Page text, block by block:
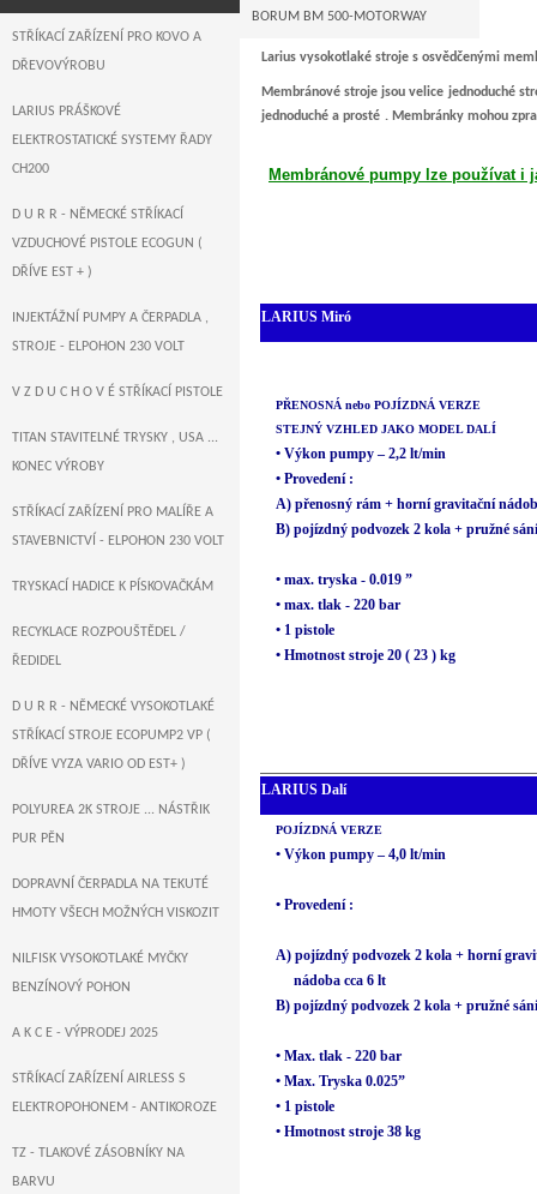
Como v městečku Calolziocorte
Larius vysokotlaké stroje s osvědčenými
Membránové stroje jsou velice jednoduché
jednoduché a prosté . Membránky mohou
Membránové pumpy lze používat
LARIUS Miró
PŘENOSNÁ nebo POJÍZDNÁ VERZE
STEJNÝ VZHLED JAKO MODEL DALÍ
• Výkon pumpy – 2,2 lt/min
• Provedení :
A) přenosný rám + horní gravitační
B) pojízdný podvozek 2 kola + pružné sání
• max. tryska - 0.019 ”
• max. tlak - 220 bar
• 1 pistole
• Hmotnost stroje 20 ( 23 ) kg
LARIUS Dalí
POJÍZDNÁ VERZE
• Výkon pumpy – 4,0 lt/min
• Provedení :
A) pojízdný podvozek 2 kola + horní
nádoba cca 6 lt
B) pojízdný podvozek 2 kola + pružné sání
• Max. tlak - 220 bar
• Max. Tryska 0.025”
• 1 pistole
• Hmotnost stroje 38 kg
BORUM BM 500-MOTORWAY
STŘÍKACÍ ZAŘÍZENÍ PRO KOVO A
DŘEVOVÝROBU
LARIUS PRÁŠKOVÉ
ELEKTROSTATICKÉ SYSTEMY ŘADY
CH200
D U R R - NĚMECKÉ STŘÍKACÍ
VZDUCHOVÉ PISTOLE ECOGUN (
DŘÍVE EST + )
INJEKTÁŽNÍ PUMPY A ČERPADLA ,
STROJE - ELPOHON 230 VOLT
V Z D U C H O V É STŘÍKACÍ PISTOLE
TITAN STAVITELNÉ TRYSKY , USA ...
KONEC VÝROBY
STŘÍKACÍ ZAŘÍZENÍ PRO MALÍŘE A
STAVEBNICTVÍ - ELPOHON 230 VOLT
TRYSKACÍ HADICE K PÍSKOVAČKÁM
RECYKLACE ROZPOUŠTĚDEL /
ŘEDIDEL
D U R R - NĚMECKÉ VYSOKOTLAKÉ
STŘÍKACÍ STROJE ECOPUMP2 VP (
DŘÍVE VYZA VARIO OD EST+ )
POLYUREA 2K STROJE ... NÁSTŘIK
PUR PĚN
DOPRAVNÍ ČERPADLA NA TEKUTÉ
HMOTY VŠECH MOŽNÝCH VISKOZIT
NILFISK VYSOKOTLAKÉ MYČKY
BENZÍNOVÝ POHON
A K C E - VÝPRODEJ 2025
STŘÍKACÍ ZAŘÍZENÍ AIRLESS S
ELEKTROPOHONEM - ANTIKOROZE
TZ - TLAKOVÉ ZÁSOBNÍKY NA
BARVU